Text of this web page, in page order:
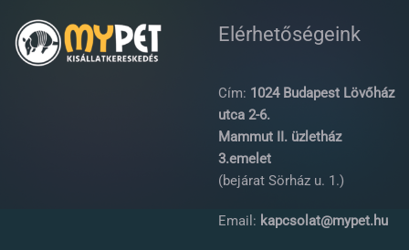
Elérhetőségeink
Cím: 1024 Budapest Lövőház
utca 2-6.
Mammut II. üzletház
3.emelet
(bejárat Sörház u. 1.)
Email: kapcsolat@mypet.hu